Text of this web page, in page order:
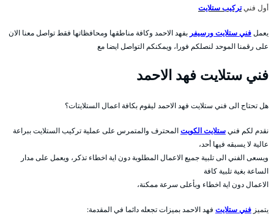
أول فنيتركيب ستلايت
يعملفني ستلايت ورسيفر بفهد الاحمد وكافة مناطقها ومحافظاتها فقط تواصل معنا الان
على رقمنا الموحد لنصلكم فورا، ويمكنكم التواصل ايضا مع
فني ستلايت فهد الاحمد
هل تحتاج الى فني ستلايت فهد الاحمد ليقوم بكافة اعمال الستلايتات؟
نقدم لكم فنيستلايت الكويتالمحترف والمتمرس على عملية تركيب الستلايت ببراعة
عالية لا يسبقه فيها أحد،
ويسعى الفني الى تلبية جميع الاعمال المطلوبة دون اية اخطاء تذكر، ويعمل على مدار
الساعة بغية تلبية كافة
الاعمال دون اية اخطاء وبأعلى سرعة ممكنة،
يتميز فني ستلايت فهد الاحمد بميزات تجعله دائما في المقدمة: